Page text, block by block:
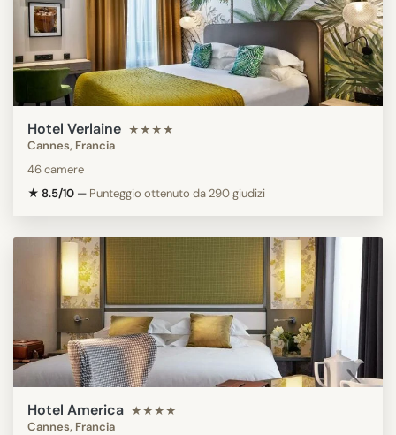
Hotel Verlaine ★★★★
Cannes, Francia
46 camere
★ 8.5/10 — Punteggio ottenuto da 290 giudizi
Hotel America ★★★★
Cannes, Francia